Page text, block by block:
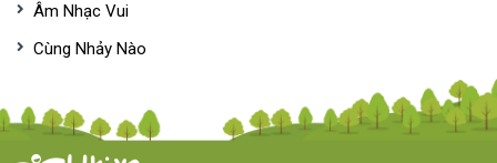
Âm Nhạc Vui
Cùng Nhảy Nào